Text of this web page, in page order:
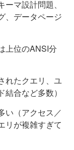
マ設計問題、
、データページ
上位のANSI分
れたクエリ、ユ
合など多数）
い（アクセス／
リが複雑すぎて